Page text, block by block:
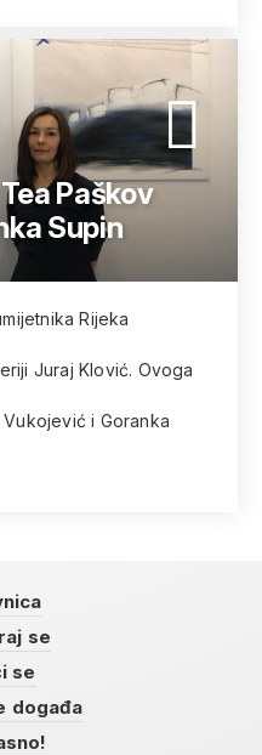
Paškov
Supin
Rijeka
Juraj Klović. Ovoga
i Goranka
se
se
događa